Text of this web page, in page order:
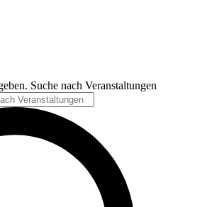
Suche nach Veranstaltungen